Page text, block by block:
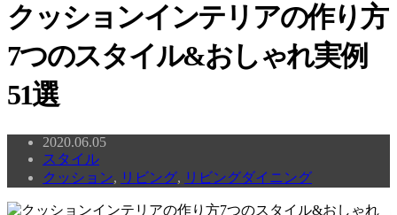
クッションインテリアの作り方
7つのスタイル&おしゃれ実例
51選
2020.06.05
スタイル
クッション, リビング, リビングダイニング